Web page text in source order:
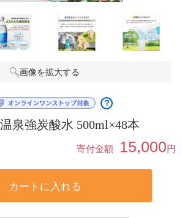
画像を拡大する
？
泉強炭酸水 500ml×48本
寄付金額 15,000円
カートに入れる